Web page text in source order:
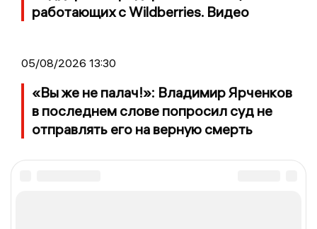
работающих с Wildberries. Видео
05/08/2026 13:30
«Вы же не палач!»: Владимир Ярченков
в последнем слове попросил суд не
отправлять его на верную смерть